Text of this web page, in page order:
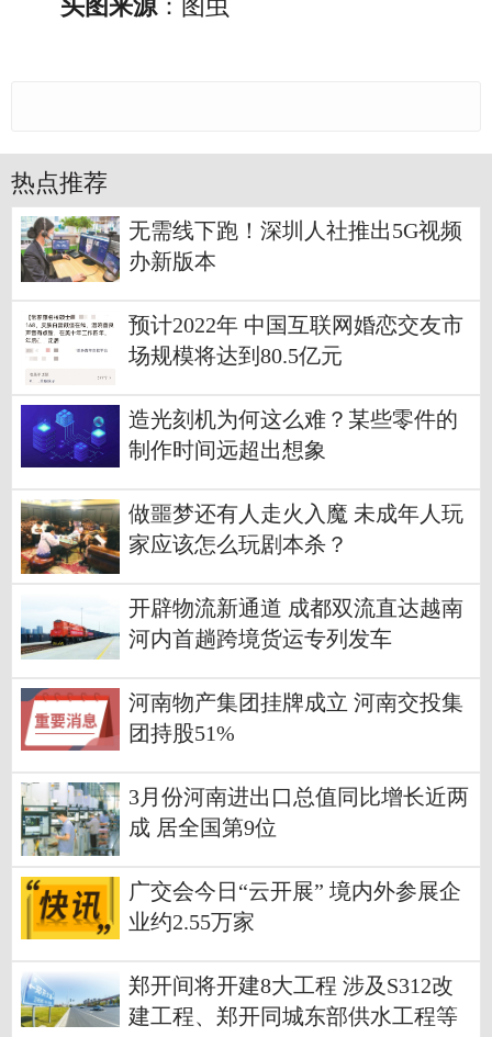
头图来源：图虫
热点推荐
无需线下跑！深圳人社推出5G视频
办新版本
预计2022年 中国互联网婚恋交友市
场规模将达到80.5亿元
造光刻机为何这么难？某些零件的
制作时间远超出想象
做噩梦还有人走火入魔 未成年人玩
家应该怎么玩剧本杀？
开辟物流新通道 成都双流直达越南
河内首趟跨境货运专列发车
河南物产集团挂牌成立 河南交投集
团持股51%
3月份河南进出口总值同比增长近两
成 居全国第9位
广交会今日“云开展” 境内外参展企
业约2.55万家
郑开间将开建8大工程 涉及S312改
建工程、郑开同城东部供水工程等